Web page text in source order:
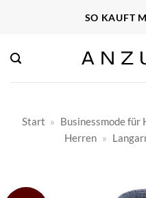
springen
SO KAUFT
Start » Businessmode für
Herren »